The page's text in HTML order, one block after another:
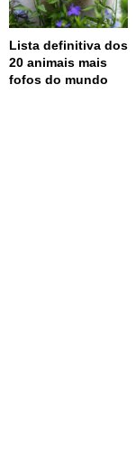
Lista definitiva dos
20 animais mais
fofos do mundo